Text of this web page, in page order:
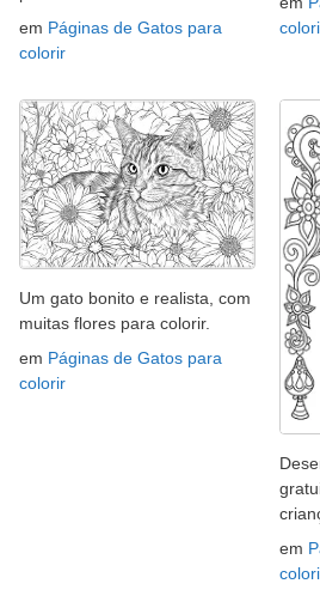
em Páginas de Gatos para
colorir
Um gato bonito e realista, com
muitas flores para colorir.
em Páginas de Gatos para
colorir
em